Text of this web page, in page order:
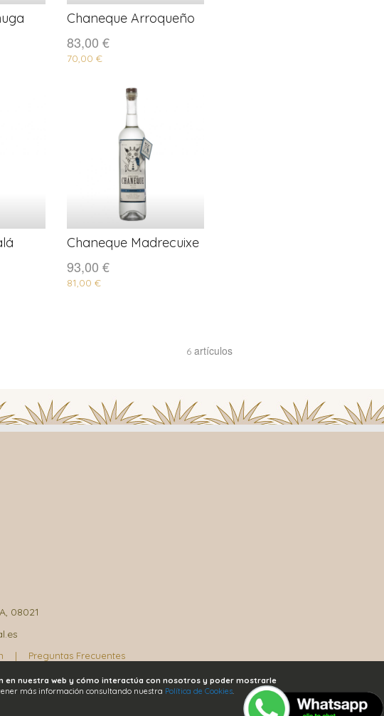
en nuestra web y cómo interactúa con nosotros y poder mostrarle
más información consultando nuestra Política de Cookies.
COMPRAR
Chaneque Arroqueño
83,00 €
70,00 €
COMPRAR
Chaneque Madrecuixe
93,00 €
81,00 €
6 artículos
08021
| Preguntas Frecuentes